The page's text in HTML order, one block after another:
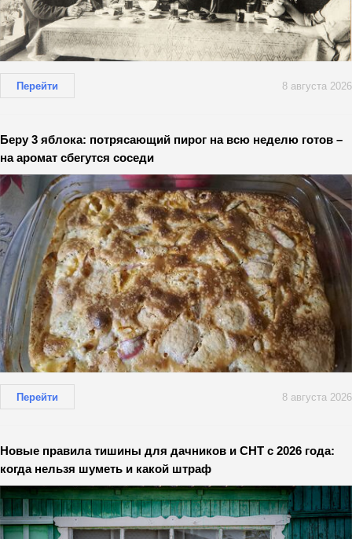
Перейти 8 августа 2026
Беру 3 яблока: потрясающий пирог на всю неделю готов –
на аромат сбегутся соседи
Перейти 8 августа 2026
Новые правила тишины для дачников и СНТ с 2026 года:
когда нельзя шуметь и какой штраф